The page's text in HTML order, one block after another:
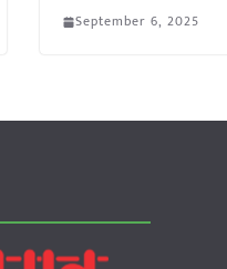
September 6, 2025